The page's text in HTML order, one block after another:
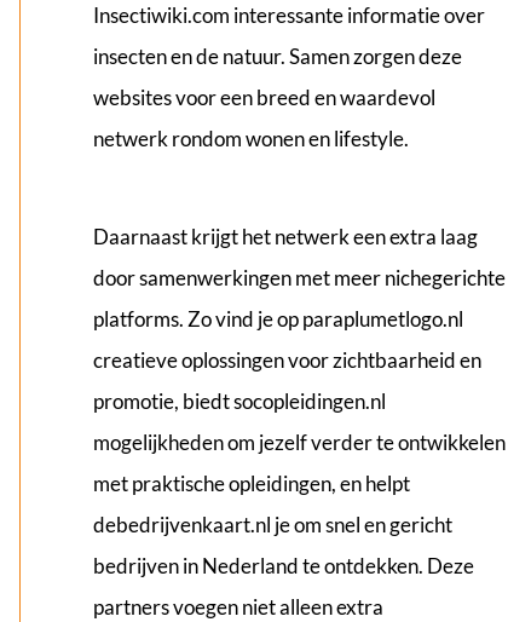
Insectiwiki.com interessante informatie over
insecten en de natuur. Samen zorgen deze
websites voor een breed en waardevol
netwerk rondom wonen en lifestyle.
Daarnaast krijgt het netwerk een extra laag
door samenwerkingen met meer nichegerichte
platforms. Zo vind je opparaplumetlogo.nl
creatieve oplossingen voor zichtbaarheid en
promotie, biedtsocopleidingen.nl
mogelijkheden om jezelf verder te ontwikkelen
met praktische opleidingen, en helpt
debedrijvenkaart.nl je om snel en gericht
bedrijven in Nederland te ontdekken. Deze
partners voegen niet alleen extra